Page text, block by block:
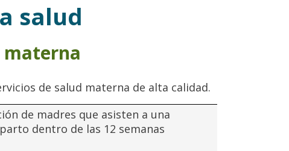
salud
materna
de salud materna de alta calidad.
de madres que asisten a una
dentro de las 12 semanas